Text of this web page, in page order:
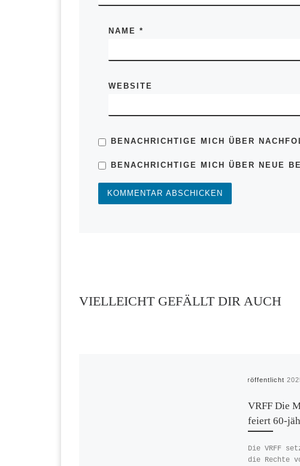
NAME *
WEBSITE
BENACHRICHTIGE MICH ÜBER
BENACHRICHTIGE MICH ÜBER NEUE
VIELLEICHT GEFÄLLT DIR AUCH
Veröffentlicht
VRFF Die
feiert 60-
Die VRFF
die Rechte